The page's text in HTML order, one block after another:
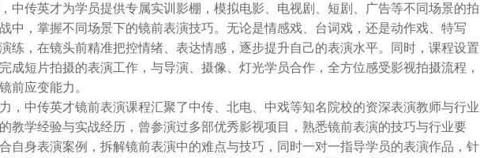
中传英才为学员提供专属实训影棚，模拟电影、电视剧、短剧、广告等不同场景的拍
中，掌握不同场景下的镜前表演技巧。无论是情感戏、台词戏，还是动作戏、特写
练，在镜头前精准把控情绪、表达情感，逐步提升自己的表演水平。同时，课程设置
成短片拍摄的表演工作，与导演、摄像、灯光学员合作，全方位感受影视拍摄流程，
前应变能力。
，中传英才镜前表演课程汇聚了中传、北电、中戏等知名院校的资深表演教师与行业
教学经验与实战经历，曾参演过多部优秀影视项目，熟悉镜前表演的技巧与行业要
自身表演案例，拆解镜前表演中的难点与技巧，同时一对一指导学员的表演作品，针